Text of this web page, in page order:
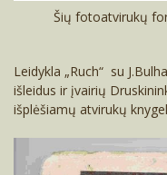
Šių fotoatvirukų
Leidykla „Ruch“ su
išleidus ir įvairių
išplėšiamų atvirukų